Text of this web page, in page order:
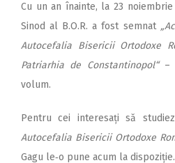
Cu un an înainte, la 23
Sinod al B.O.R. a fost semnat
Autocefalia Bisericii Ortodoxe
Patriarhia de Constantinopol“ –
volum.
Pentru cei interesați să
Autocefalia Bisericii Ortodoxe
Gagu le‑o pune acum la dispoziție.